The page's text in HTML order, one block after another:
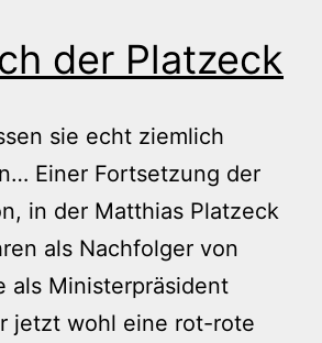
der Platzeck
sie echt ziemlich
Einer Fortsetzung der
in der Matthias Platzeck
als Nachfolger von
als Ministerpräsident
jetzt wohl eine rot-rote